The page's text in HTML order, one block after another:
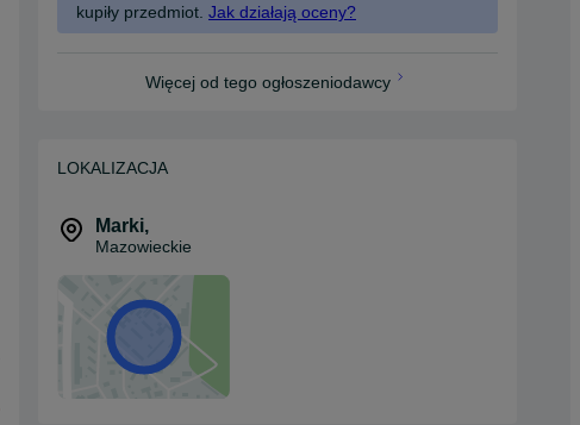
kupiły przedmiot. Jak działają oceny?
Więcej od tego ogłoszeniodawcy
LOKALIZACJA
Marki,
Mazowieckie